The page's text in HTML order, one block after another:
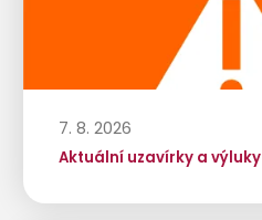
7. 8. 2026
Aktuální uzavírky a výluky